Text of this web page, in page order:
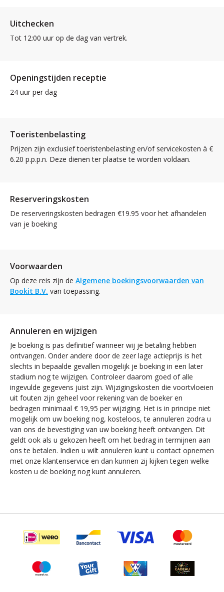
Uitchecken
Tot 12:00 uur op de dag van vertrek.
Openingstijden receptie
24 uur per dag
Toeristenbelasting
Prijzen zijn exclusief toeristenbelasting en/of servicekosten à €
6.20 p.p.p.n. Deze dienen ter plaatse te worden voldaan.
Reserveringskosten
De reserveringskosten bedragen €19.95 voor het afhandelen
van je boeking
Voorwaarden
Op deze reis zijn de Algemene boekingsvoorwaarden van
Bookit B.V. van toepassing.
Annuleren en wijzigen
Je boeking is pas definitief wanneer wij je betaling hebben
ontvangen. Onder andere door de zeer lage actieprijs is het
slechts in bepaalde gevallen mogelijk je boeking in een later
stadium nog te wijzigen. Controleer daarom goed of alle
ingevulde gegevens juist zijn. Wijzigingskosten die voortvloeien
uit fouten zijn geheel voor rekening van de boeker en
bedragen minimaal € 19,95 per wijziging. Het is in principe niet
mogelijk om uw boeking nog, kosteloos, te annuleren zodra u
van ons de bevestiging van uw boeking heeft ontvangen. Dit
geldt ook als u gekozen heeft om het bedrag in termijnen aan
ons te betalen. Indien u wilt annuleren kunt u contact opnemen
met onze klantenservice en dan kunnen zij kijken tegen welke
kosten u de boeking nog kunt annuleren.